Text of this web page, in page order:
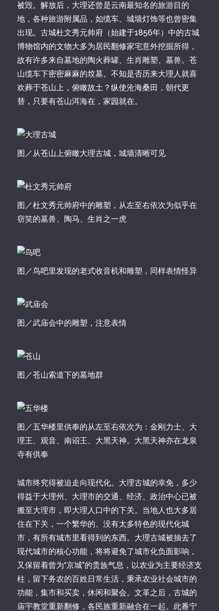
被毁。解放后，大理还曾是云南最知名的旅游目的
地，各种旅游附属品，如缆车、城墙灯饰等也曾密集
出现。古城杜文秀元帅府（始建于1856年）中的古城
博物馆内的文物大多为居民翻修家宅意外挖掘所得，
故有许多来自墓地的陶火葬罐、生肖雕塑、墓兽。苍
山缆车下密密麻麻的坟墓。不知是否历来大理人就喜
欢葬于苍山上，俯瞰故土？纵使沧海桑田，朝代更
替，只要有苍山洱海在，家园就在。
图／从苍山上俯瞰大理古城，城墙清晰可见
图／杜文秀元帅府中的雕塑，从左至右依次为似乎在
窃笑的墓兽、陶马、生肖之一虎
图／鸟吧里发现的老式收音机和雕塑，同样表情怪异
图／武庙会中的雕塑，注意表情
图／苍山索道下的墓地群
图／五华楼里供奉的从左至右依次为：金刚力士、大
理王、观音、南诏王、大黑天神。大黑天神亦在龙泉
寺有供奉
城市终究得被迫走向现代化。大理古城的幸免，多少
得益于大理州、大理市的交通、经济、政治中心已被
搬至大理市，即大理人口中的下关。当地人也大多居
住在下关，一个繁华的、没有太多特色的现代化城
市，有所有城市里看得到的东西。大理古城被抽去了
现代城市的核心功能，将将避免了城市化负面影响，
又保留着曾为“京城”的贵族气息，以农业为主要经济支
柱，留下务农的百姓日常生活，秉承农业社会城市的
功能，集市和买卖，休闲和聚会。文革之后，古城的
庙宇教堂重新翻修，各民族重新融合在一起。此番宁